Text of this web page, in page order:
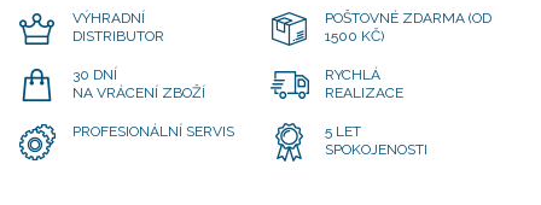
VÝHRADNÍ
DISTRIBUTOR
POŠTOVNÉ ZDARMA (OD
1500 KČ)
30 DNÍ
NA VRÁCENÍ ZBOŽÍ
RYCHLÁ
REALIZACE
PROFESIONÁLNÍ SERVIS
5 LET
SPOKOJENOSTI